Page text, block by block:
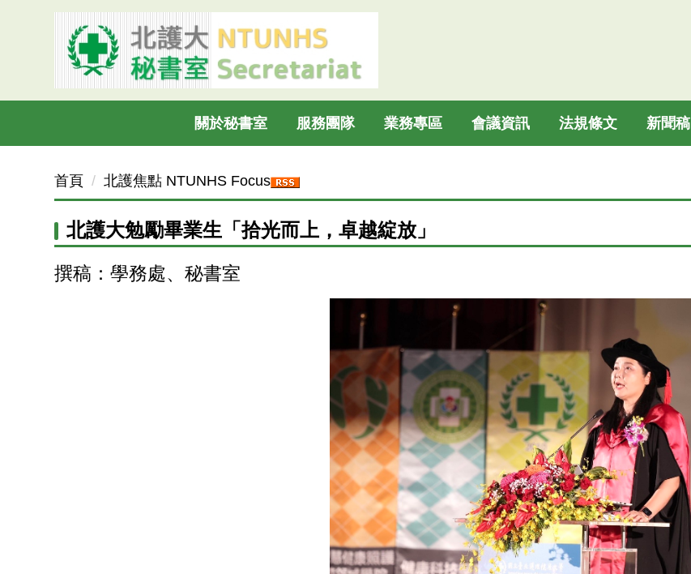
內
區
關於秘書室 服務團隊 業務專區 會議資訊 法規條文 新聞稿
首頁 北護焦點 NTUNHS Focus
北護大勉勵畢業生「拾光而上，卓越綻放」
撰稿：學務處、秘書室